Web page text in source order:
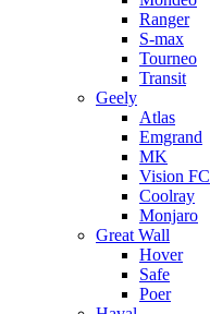
Ranger
S-max
Tourneo
Transit
Geely
Atlas
Emgrand
MK
Vision FC
Coolray
Monjaro
Great Wall
Hover
Safe
Poer